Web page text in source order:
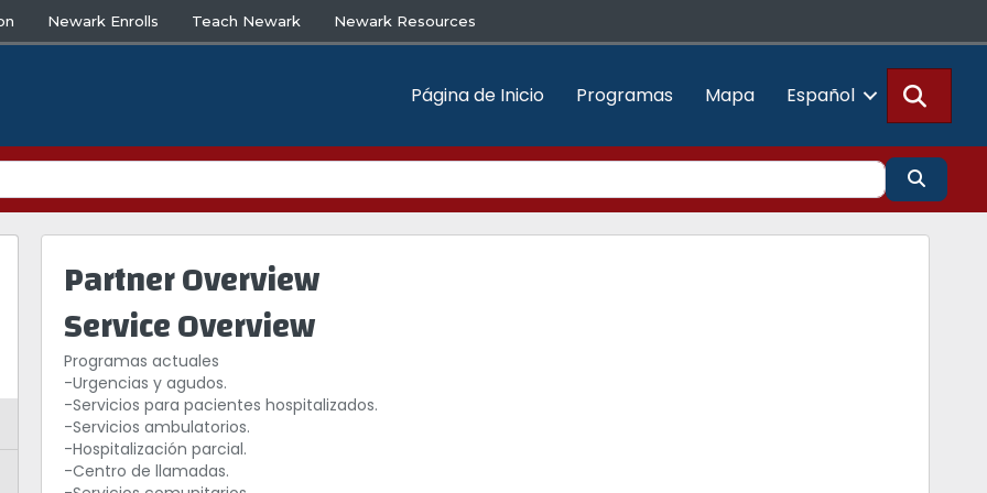
Newark Enrolls Teach Newark Newark Resources
Página de Inicio Programas Mapa Español
Buscar
Partner Overview
Service Overview
Programas actuales
-Urgencias y agudos.
-Servicios para pacientes hospitalizados.
-Servicios ambulatorios.
-Hospitalización parcial.
-Centro de llamadas.